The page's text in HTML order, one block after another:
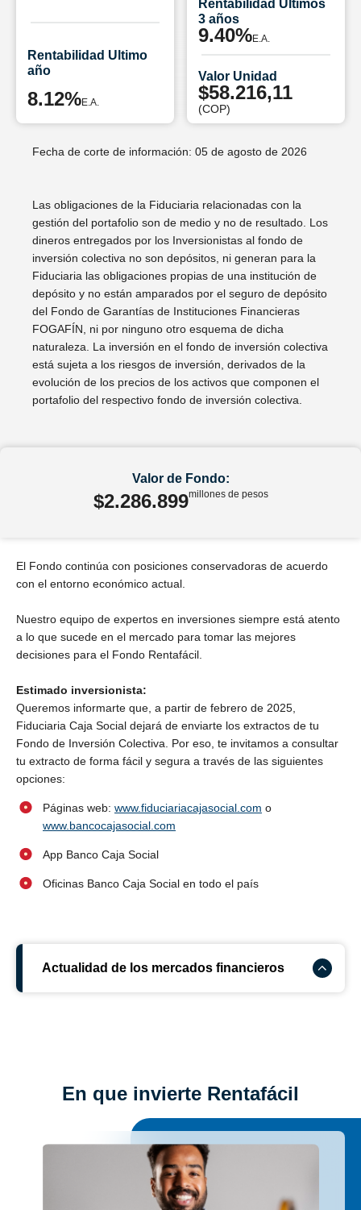
Rentabilidad Ultimo
año
8.12%E.A.
Rentabilidad Últimos
3 años
9.40%E.A.
Valor Unidad
$58.216,11
(COP)
Fecha de corte de información: 05 de agosto de 2026
Las obligaciones de la Fiduciaria relacionadas con la
gestión del portafolio son de medio y no de resultado. Los
dineros entregados por los Inversionistas al fondo de
inversión colectiva no son depósitos, ni generan para la
Fiduciaria las obligaciones propias de una institución de
depósito y no están amparados por el seguro de depósito
del Fondo de Garantías de Instituciones Financieras
FOGAFÍN, ni por ninguno otro esquema de dicha
naturaleza. La inversión en el fondo de inversión colectiva
está sujeta a los riesgos de inversión, derivados de la
evolución de los precios de los activos que componen el
portafolio del respectivo fondo de inversión colectiva.
Valor de Fondo:
$2.286.899millones de pesos
El Fondo continúa con posiciones conservadoras de acuerdo
con el entorno económico actual.
Nuestro equipo de expertos en inversiones siempre está atento
a lo que sucede en el mercado para tomar las mejores
decisiones para el Fondo Rentafácil.
Estimado inversionista:
Queremos informarte que, a partir de febrero de 2025,
Fiduciaria Caja Social dejará de enviarte los extractos de tu
Fondo de Inversión Colectiva. Por eso, te invitamos a consultar
tu extracto de forma fácil y segura a través de las siguientes
opciones:
Páginas web: www.fiduciariacajasocial.com o
www.bancocajasocial.com
App Banco Caja Social
Oficinas Banco Caja Social en todo el país
Actualidad de los mercados financieros
En que invierte Rentafácil